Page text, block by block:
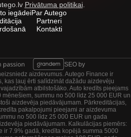
Privātuma politikai.
iegādeiPar Autego
Partneri
Kontakti
SEO by
aizdevumus. Autego Finance ir
kas ļauj ērti salīdzināt dažādu aizdevēju
atbilstošāko. Auto kredīts pieejams
summu no 500 līdz 25 000 EUR un
aizdevēja piedāvājumam. Pārkreditācijas,
pakalpojumi pieejami ar aizdevuma
no 500 līdz 25 000 EUR un gada
piedāvājumam. Kalkulācijas piemērs:
ir 7.9% gadā, kredīta kopējā summa 5000